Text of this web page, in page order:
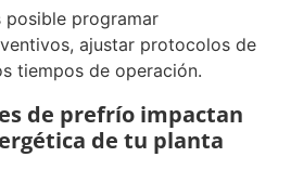
posible programar
ajustar protocolos de
tiempos de operación.
de prefrío impactan
de tu planta